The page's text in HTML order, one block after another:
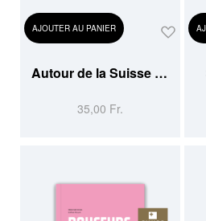
AJOUTER AU PANIER
Autour de la Suisse en
35,00 Fr.